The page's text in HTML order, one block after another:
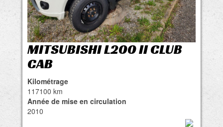
MITSUBISHI L200 II CLUB
CAB
Kilométrage
117100 km
Année de mise en circulation
2010